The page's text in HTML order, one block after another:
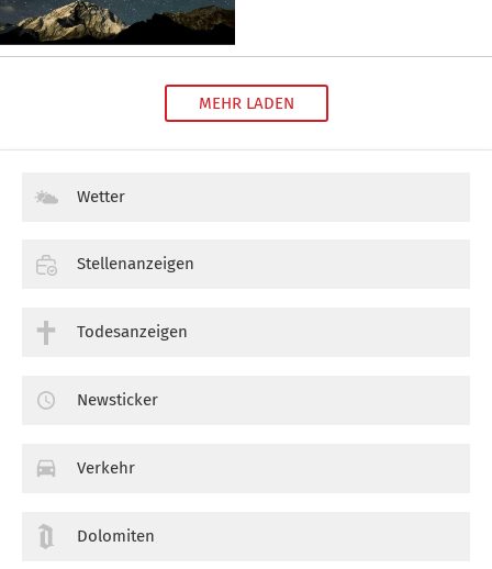
MEHR LADEN
Wetter
Stellenanzeigen
Todesanzeigen
Newsticker
Verkehr
Dolomiten